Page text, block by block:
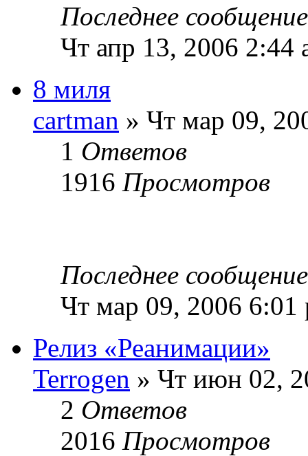
Последнее
Чт апр 13, 2006 2:44
8 миля
cartman » Чт мар 09,
1 Ответов
1916 Просмотров
Последнее
Чт мар 09, 2006 6:01
Релиз «Реанимации»
Terrogen » Чт июн 02,
2 Ответов
2016 Просмотров